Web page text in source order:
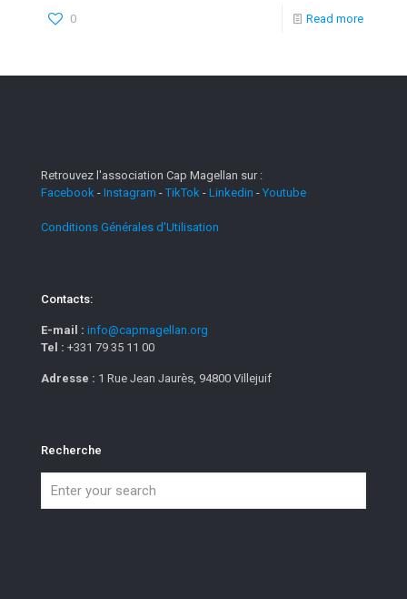
0 Read more
Retrouvez l'association Cap Magellan sur :
Facebook - Instagram -TikTok - Linkedin - Youtube
Conditions Générales d'Utilisation
Contacts:
E-mail : info@capmagellan.org
Tel : +331 79 35 11 00
Adresse : 1 Rue Jean Jaurès, 94800 Villejuif
Recherche